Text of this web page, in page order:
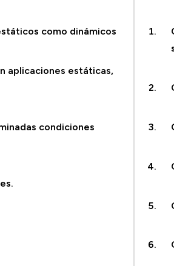
como dinámicos
aplicaciones estáticas,
condiciones